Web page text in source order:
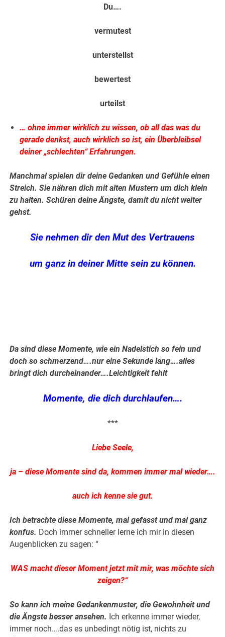
Du….
vermutest
unterstellst
bewertest
urteilst
… ohne immer wirklich zu wissen, ob all das was du
gerade denkst, auch wirklich so ist, ein Überbleibsel
deiner „schlechten“ Erfahrungen.
Manchmal spielen dir deine Gedanken und Gefühle einen
Streich. Sie nähren dich mit alten Mustern um dich klein
zu halten. Schüren deine Ängste, damit du nicht weiter
gehst.
Sie nehmen dir den Mut des Vertrauens
um ganz in deiner Mitte sein zu können.
Da sind diese Momente, wie ein Nadelstich so fein und
doch so schmerzend….nur eine Sekunde lang….alles
bringt dich durcheinander….Leichtigkeit fehlt
Momente, die dich durchlaufen….
***
Liebe Seele,
ja – diese Momente sind da, kommen immer mal wieder….
auch ich kenne sie gut.
Ich betrachte diese Momente, mal gefasst und mal ganz
konfus. Doch immer schneller lerne ich mir in diesen
Augenblicken zu sagen: “
WAS macht dieser Moment jetzt mit mir, was möchte sich
zeigen?“
So kann ich meine Gedankenmuster, die Gewohnheit und
die Ängste besser ansehen. Ich erkenne immer wieder,
immer noch….das es unbedingt nötig ist, nichts zu